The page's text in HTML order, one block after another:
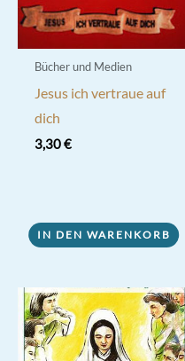
Bücher und Medien
Jesus ich vertraue auf
dich
3,30€
IN DEN WARENKORB